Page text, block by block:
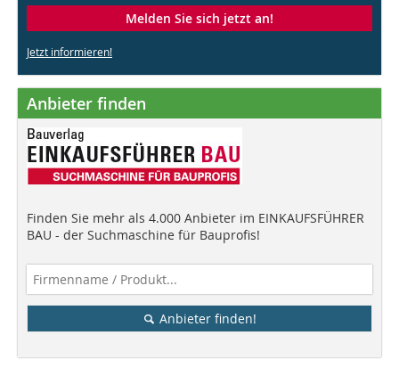
Melden Sie sich jetzt an!
Jetzt informieren!
Anbieter finden
Finden Sie mehr als 4.000 Anbieter im EINKAUFSFÜHRER
BAU - der Suchmaschine für Bauprofis!
Anbieter finden!